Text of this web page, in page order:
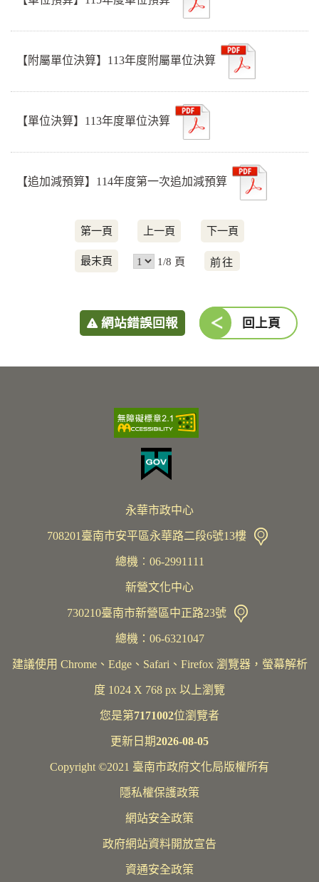
【附屬單位決算】113年度附屬單位決算
【單位決算】113年度單位決算
【追加減預算】114年度第一次追加減預算
第一頁 上一頁 下一頁
最末頁 1/8 頁
前
網站錯誤回報 回上頁
永華市政中心
708201臺南市安平區永華路二段6號13樓
總機︰06-2991111
新營文化中心
730210臺南市新營區中正路23號
總機：06-6321047
建議使用 Chrome、Edge、Safari、Firefox 瀏覽器，螢幕解析
度 1024 X 768 px 以上瀏覽
您是第7171002位瀏覽者
更新日期2026-08-05
Copyright ©2021 臺南市政府文化局版權所有
隱私權保護政策
網站安全政策
政府網站資料開放宣告
資通安全政策